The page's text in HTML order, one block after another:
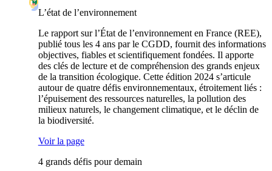
L’état de l’environnement
Le rapport sur l’État de l’environnement en France (REE),
publié tous les 4 ans par le CGDD, fournit des informations
objectives, fiables et scientifiquement fondées. Il apporte
des clés de lecture et de compréhension des grands enjeux
de la transition écologique. Cette édition 2024 s’articule
autour de quatre défis environnementaux, étroitement liés :
l’épuisement des ressources naturelles, la pollution des
milieux naturels, le changement climatique, et le déclin de
la biodiversité.
Voir la page
4 grands défis pour demain